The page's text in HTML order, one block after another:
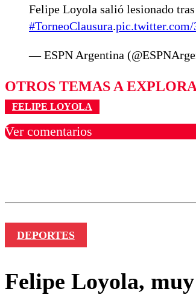
Felipe Loyola salió lesionado
#TorneoClausura.
— ESPN Argentina
OTROS TEMAS A
FELIPE LOYOLA
Ver comentarios
DEPORTES
Felipe Loyola,